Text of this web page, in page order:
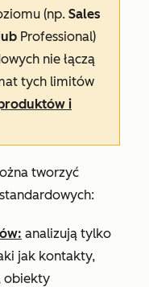
(np. Sales
Professional)
nie łączą
tych limitów
i
tworzyć
analizują tylko
jak kontakty,
obiekty